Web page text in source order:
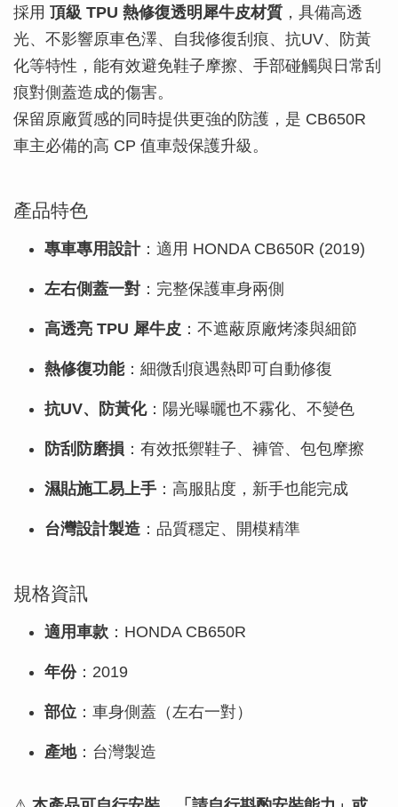
採用 頂級 TPU 熱修復透明犀牛皮材質 ，具備高透
光、不影響原車色澤、自我修復刮痕、抗UV、防黃
化等特性，能有效避免鞋子摩擦、手部碰觸與日常刮
痕對側蓋造成的傷害。
保留原廠質感的同時提供更強的防護，是 CB650R
車主必備的高 CP 值車殼保護升級。
產品特色
專車專用設計：適用 HONDA CB650R (2019)
左右側蓋一對 ：完整保護車身兩側
高透亮 TPU 犀牛皮 ：不遮蔽原廠烤漆與細節
熱修復功能：細微刮痕遇熱即可自動修復
抗UV、防黃化：陽光曝曬也不霧化、不變色
防刮防磨損 ：有效抵禦鞋子、褲管、包包摩擦
濕貼施工易上手 ：高服貼度，新手也能完成
台灣設計製造 ：品質穩定、開模精準
規格資訊
適用車款 ：HONDA CB650R
年份：2019
部位 ：車身側蓋（左右一對）
產地：台灣製造